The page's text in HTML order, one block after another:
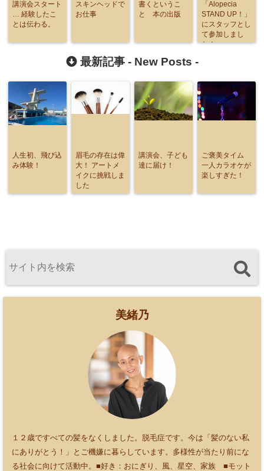
講演会スタート
… 経験したこ
とは伝わる。
スキンヘッドで
お仕事
書くというこ
と 本の出版
「Alopecia
STAND UP！」
にスタッフとし
て参加しまし
た！
最新記事 - New Posts -
人生初、飛び込
み体験！
眉毛の存在は偉
大！ アートメ
イクに挑戦しま
した
講演会、子ども
達に届け！
ご褒美タイム
一人カラオケが
楽しすぎた！
美緒乃
１２歳ですべての髪をなくしました。脱毛症です。今は「髪のない私
にありがとう！」とご機嫌に暮らしています。多様性が当たり前にな
る社会に向けて活動中。■好き：おにぎり、風、星空、家族 ■モット